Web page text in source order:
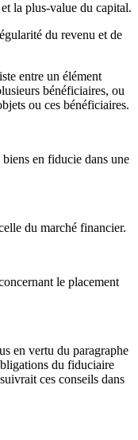
la plus-value du capital.
du revenu et de
entre un élément
bénéficiaires, ou
ou ces bénéficiaires.
en fiducie dans une
du marché financier.
le placement
en vertu du paragraphe
du fiduciaire
ces conseils dans